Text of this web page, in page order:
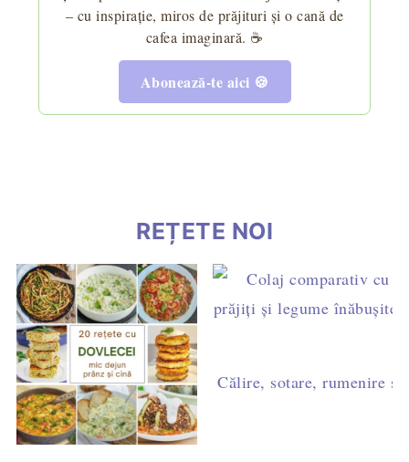
– cu inspirație, miros de prăjituri și o cană de
cafea imaginară. ☕
Abonează-te aici 🍪
REȚETE NOI
Călire, sotare, rumenire